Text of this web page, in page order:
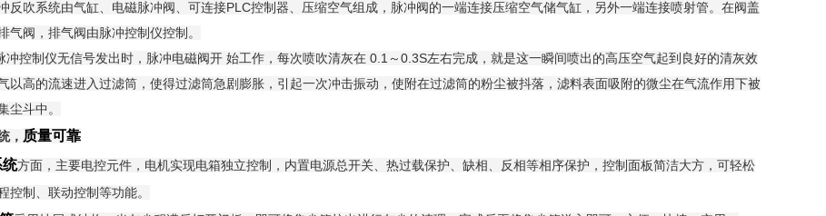
反吹系统由气缸、电磁脉冲阀、可连接PLC控制器、压缩空气组成，脉冲阀的一端连接压缩空气储气缸，另外一端连接喷射管。在阀盖
气阀，排气阀由脉冲控制仪控制。
控制仪无信号发出时，脉冲电磁阀开 始工作，每次喷吹清灰在 0.1～0.3S左右完成，就是这一瞬间喷出的高压空气起到良好的清灰效
以高的流速进入过滤筒，使得过滤筒急剧膨胀，引起一次冲击振动，使附在过滤筒的粉尘被抖落，滤料表面吸附的微尘在气流作用下被
尘斗中。
， 质量可靠
统方面，主要电控元件，电机实现电箱独立控制，内置电源总开关、热过载保护、缺相、反相等相序保护，控制面板简洁大方，可轻松
控制、联动控制等功能。